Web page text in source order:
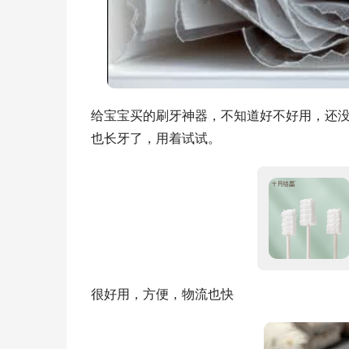
给宝宝买的刷牙神器，不知道好不好用，还
也长牙了，用着试试。
很好用，方便，物流也快